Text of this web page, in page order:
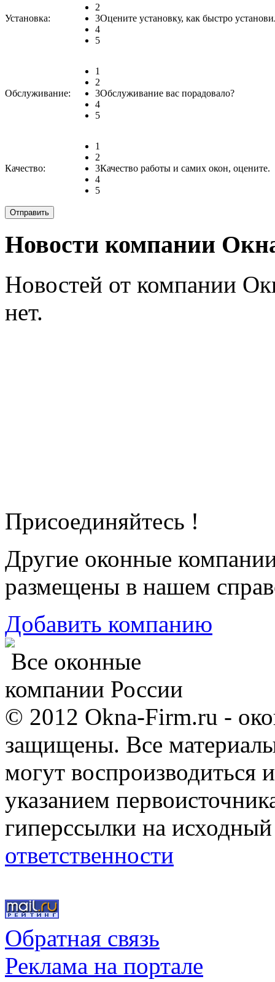
Установка:
2
3
4
5
Оцените установку, как быстро
Обслуживание:
1
2
3
4
5
Обслуживание вас порадовало?
Качество:
1
2
3
4
5
Качество работы и самих окон, оцените.
Новости компании
Новостей от компании
нет.
Присоединяйтесь !
Другие оконные
размещены в нашем
Добавить компанию
Все оконные
компании России
© 2012 Okna-Firm.ru -
защищены. Все
могут воспроизводиться
указанием
гиперссылки на
ответственности
Обратная связь
Реклама на портале